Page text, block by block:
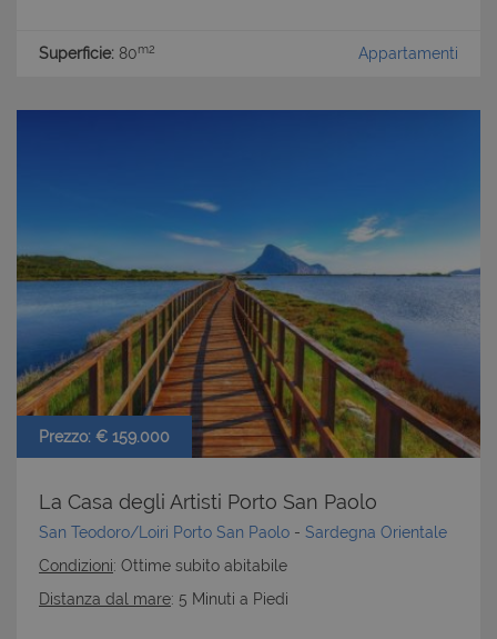
Superficie: 80m2 Appartamenti
Prezzo: € 159.000
La Casa degli Artisti Porto San Paolo
San Teodoro/Loiri Porto San Paolo - Sardegna Orientale
Condizioni: Ottime subito abitabile
Distanza dal mare: 5 Minuti a Piedi